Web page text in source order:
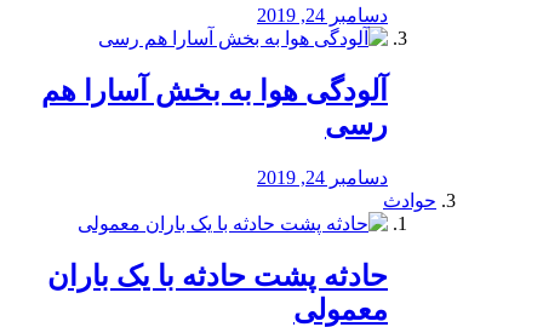
دسامبر 24, 2019
آلودگی هوا به بخش آسارا هم
رسی
دسامبر 24, 2019
حوادث
️حادثه پشت حادثه با یک باران
معمولی